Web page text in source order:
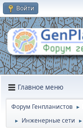
Войти
Главное меню
Форум Генпланистов ►
► Инженерные сети ►